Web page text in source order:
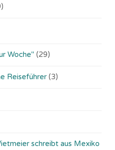
Woche" (29)
Reiseführer (3)
schreibt aus Mexiko